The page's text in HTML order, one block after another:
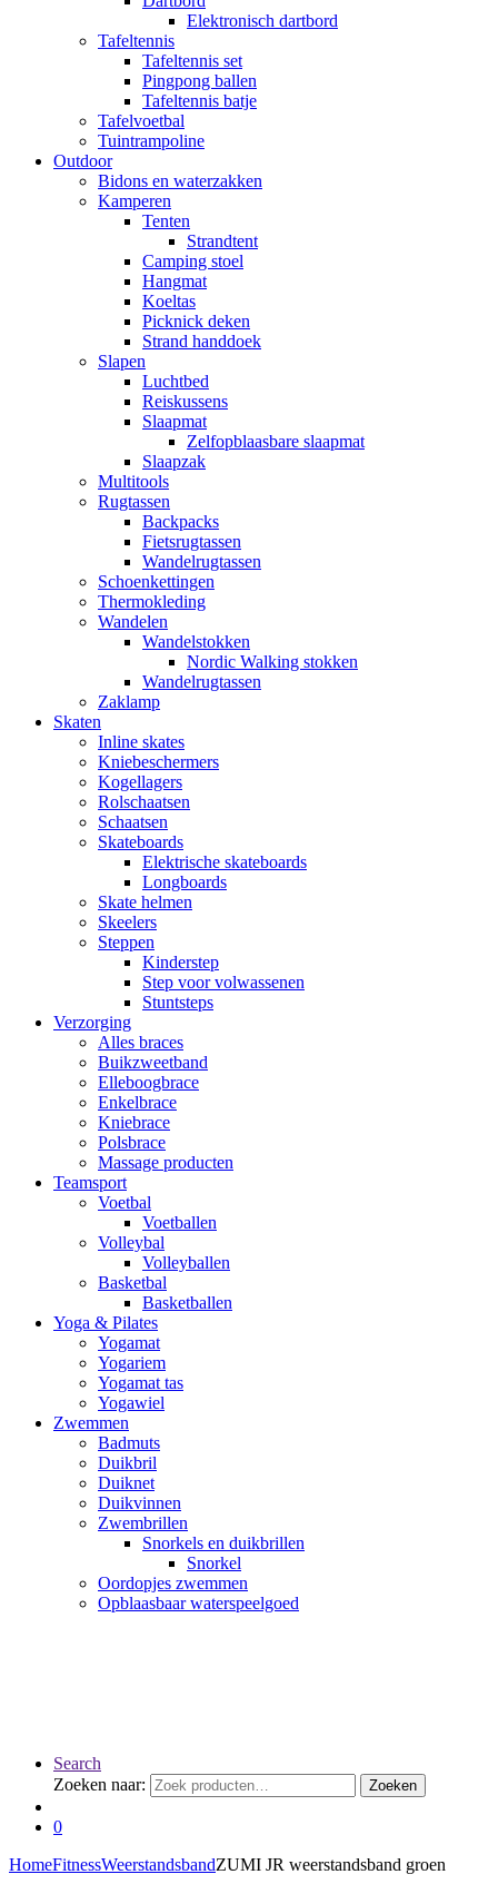
Elektronisch dartbord
Tafeltennis
Tafeltennis set
Pingpong ballen
Tafeltennis batje
Tafelvoetbal
Tuintrampoline
Outdoor
Bidons en waterzakken
Kamperen
Tenten
Strandtent
Camping stoel
Hangmat
Koeltas
Picknick deken
Strand handdoek
Slapen
Luchtbed
Reiskussens
Slaapmat
Zelfopblaasbare slaapmat
Slaapzak
Multitools
Rugtassen
Backpacks
Fietsrugtassen
Wandelrugtassen
Schoenkettingen
Thermokleding
Wandelen
Wandelstokken
Nordic Walking stokken
Wandelrugtassen
Zaklamp
Skaten
Inline skates
Kniebeschermers
Kogellagers
Rolschaatsen
Schaatsen
Skateboards
Elektrische skateboards
Longboards
Skate helmen
Skeelers
Steppen
Kinderstep
Step voor volwassenen
Stuntsteps
Verzorging
Alles braces
Buikzweetband
Elleboogbrace
Enkelbrace
Kniebrace
Polsbrace
Massage producten
Teamsport
Voetbal
Voetballen
Volleybal
Volleyballen
Basketbal
Basketballen
Yoga & Pilates
Yogamat
Yogariem
Yogamat tas
Yogawiel
Zwemmen
Badmuts
Duikbril
Duiknet
Duikvinnen
Zwembrillen
Snorkels en duikbrillen
Snorkel
Oordopjes zwemmen
Opblaasbaar waterspeelgoed
Search
Zoeken naar:
Zoeken
0
HomeFitnessWeerstandsbandZUMI JR weerstandsband groen